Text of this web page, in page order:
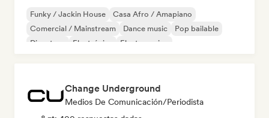
Funky / Jackin House
Casa Afro / Amapiano
Comercial / Mainstream
Dance music
Pop bailable
Discoteca
Electrónica Electro swing
Change Underground
Medios De Comunicación/Periodista